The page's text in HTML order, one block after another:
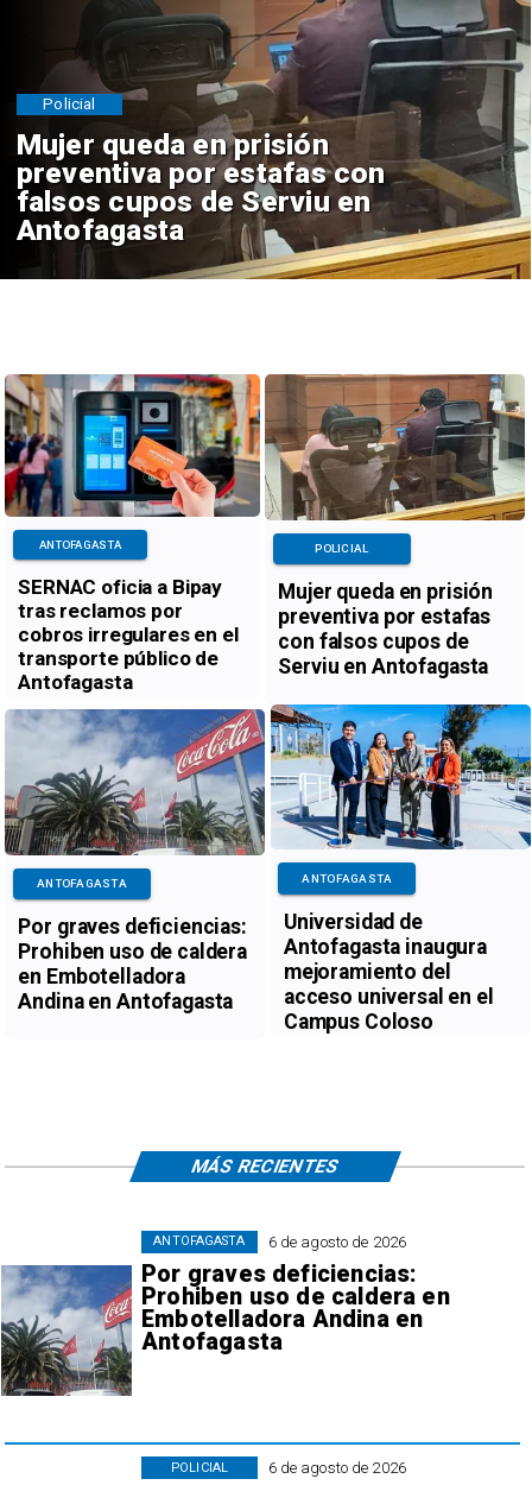
Mujer queda en prisión
preventiva por estafas con
falsos cupos de Serviu en
Antofagasta
Policial
SERNAC oficia a Bipay
tras reclamos por
cobros irregulares en el
transporte público de
Antofagasta
ANTOFAGASTA
Mujer queda en prisión
preventiva por estafas
con falsos cupos de
Serviu en Antofagasta
POLICIAL
Por graves deficiencias:
Prohiben uso de caldera
en Embotelladora
Andina en Antofagasta
ANTOFAGASTA
Universidad de
Antofagasta inaugura
mejoramiento del
acceso universal en el
Campus Coloso
ANTOFAGASTA
6 de agosto de 2026
Por graves deficiencias:
Prohiben uso de caldera en
Embotelladora Andina en
Antofagasta
ANTOFAGASTA
6 de agosto de 2026
POLICIAL
MÁS RECIENTES